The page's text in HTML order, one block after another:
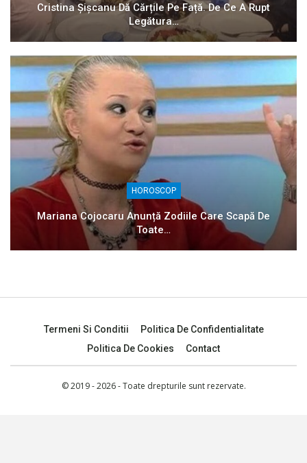
Cristina Șișcanu Dă Cărțile Pe Față. De Ce A Rupt
Legătura…
HOROSCOP
Mariana Cojocaru Anunță Zodiile Care Scapă De
Toate…
Termeni Si Conditii
Politica De Confidentialitate
Politica De Cookies
Contact
© 2019 - 2026 - Toate drepturile sunt rezervate.